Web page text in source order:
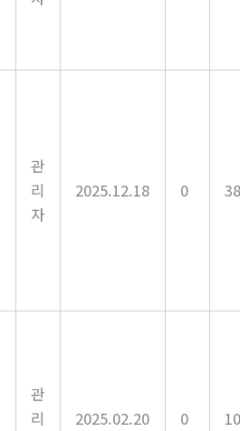
관
리
자
2025.12.18 0
관
리
2025.02.20 0